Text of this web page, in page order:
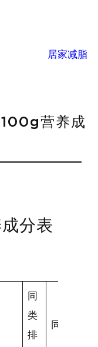
居家减脂
100g营养成
分表
同
类
排
同类均值